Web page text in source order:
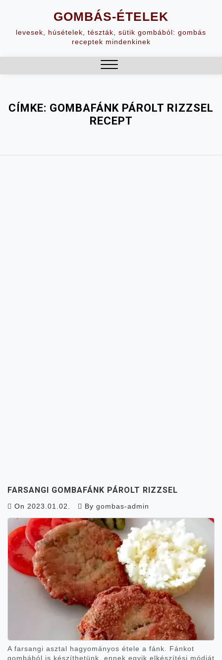
content
GOMBÁS-ÉTELEK
levesek, húsételek, tészták, sütik gombából: gombás
receptek mindenkinek
CÍMKE: GOMBAFÁNK PÁROLT RIZZSEL
RECEPT
FARSANGI GOMBAFÁNK PÁROLT RIZZSEL
On 2023.01.02. By gombas-admin
A farsangi asztal hagyományos étele a fánk. Fánkot
gombából is készíthetünk, ennek egyik elkészítési módját